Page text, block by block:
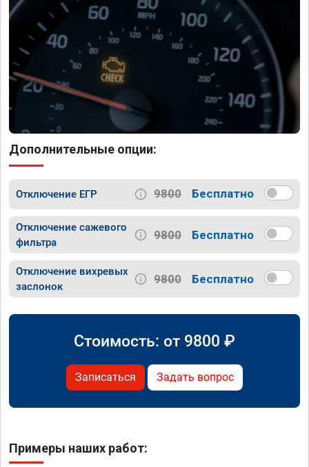
Дополнительные опции:
Отключение ЕГР 9800 Бесплатно
Отключение сажевого
фильтра
9800 Бесплатно
Отключение вихревых
заслонок
9800 Бесплатно
Стоимость: от 9800 ₽
Записаться Задать вопрос
Примеры наших работ: